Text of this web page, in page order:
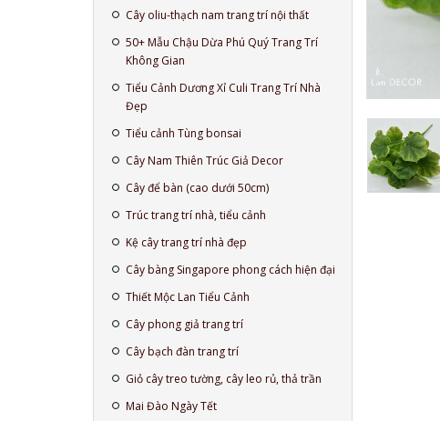
Cây oliu-thạch nam trang trí nội thất
50+ Mẫu Chậu Dừa Phú Quý Trang Trí
Không Gian
Tiểu Cảnh Dương Xỉ Culi Trang Trí Nhà
Đẹp
Tiểu cảnh Tùng bonsai
Cây Nam Thiên Trúc Giả Decor
Cây để bàn (cao dưới 50cm)
Trúc trang trí nhà, tiểu cảnh
Kệ cây trang trí nhà đẹp
Cây bàng Singapore phong cách hiện đại
Thiết Mộc Lan Tiểu Cảnh
Cây phong giả trang trí
Cây bạch đàn trang trí
Giỏ cây treo tường, cây leo rủ, thả trần
Mai Đào Ngày Tết